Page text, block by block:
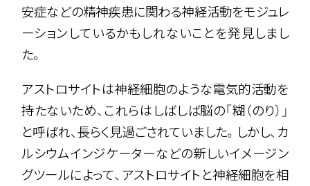
安症などの精神疾患に関わる神経活動をモジュレ
ーションしているかもしれないことを発見しまし
た。
アストロサイトは神経細胞のような電気的活動を
持たないため、これらはしばしば脳の「糊（のり）」
と呼ばれ、長らく見過ごされていました。しかし、カ
ルシウムインジケーターなどの新しいイメージン
グツールによって、アストロサイトと神経細胞を相